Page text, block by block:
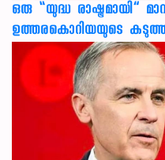
ഒരു “യുദ്ധ രാഷ്ട്രമായി”
ഉത്തരകൊറിയയുടെ കടുത്ത